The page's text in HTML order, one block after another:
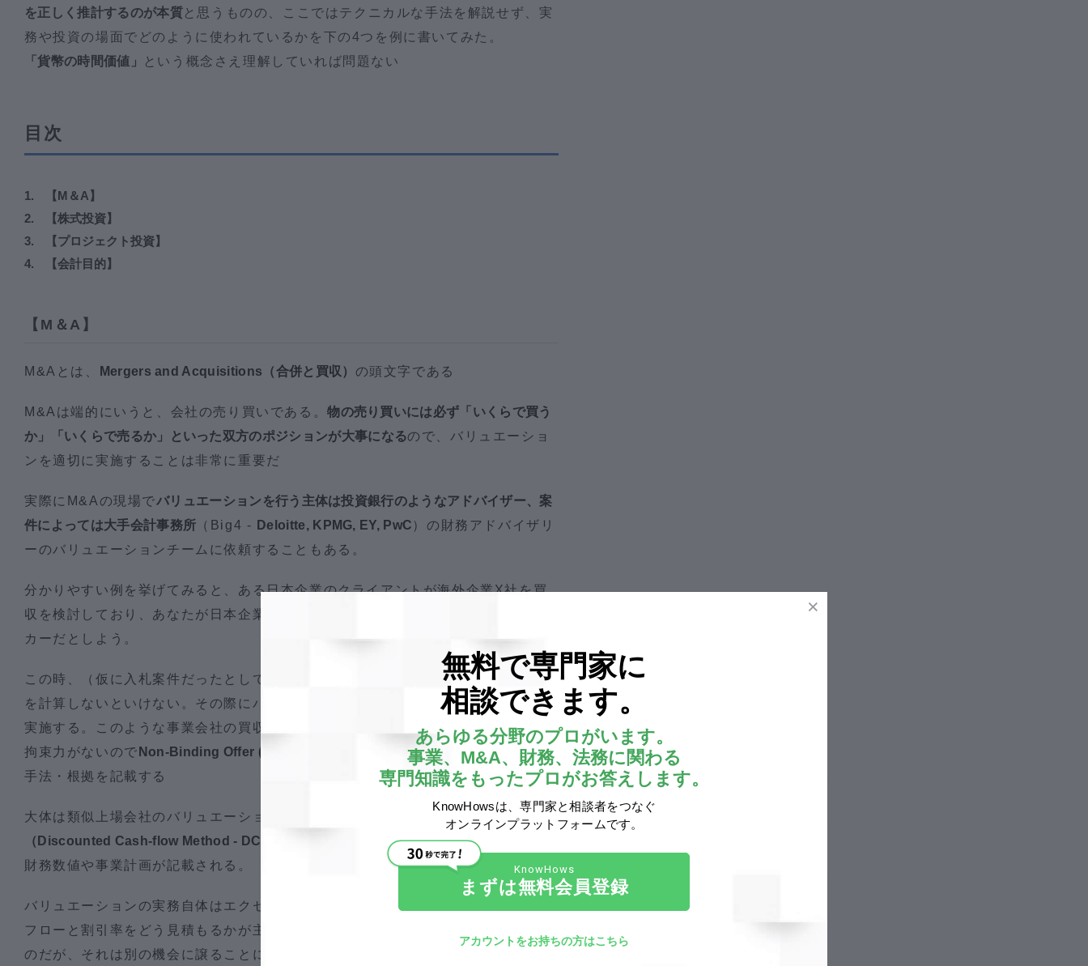
を正しく推計するのが本質と思うものの、ここではテクニカルな手法を解説せず、実
務や投資の場面でどのように使われているかを下の4つを例に書いてみた。
「貨幣の時間価値」
という概念さえ理解していれば問題ない
目次
【M＆A】
【株式投資】
【プロジェクト投資】
【会計目的】
【M＆A】
M&Aとは、 Mergers and Acquisitions（合併と買収） の頭文字である
M&Aは端的にいうと、会社の売り買いである。物の売り買いには必ず「いくらで買う
か」「いくらで売るか」といった双方のポジションが大事になるので、バリュエーショ
ンを適切に実施することは非常に重要だ
実際にM&Aの現場でバリュエーションを行う主体は投資銀行のようなアドバイザー、案
件によっては大手会計事務所 （Big4 - Deloitte, KPMG, EY, PwC ）の財務アドバイザリ
ーのバリュエーションチームに依頼することもある。
分かりやすい例を挙げてみると、ある日本企業のクライアントが海外企業X社を買
収を検討しており、あなたが日本企業のアドバイザーの立場で投資銀行で働くバン
カーだとしよう。
この時、（仮に入札案件だったとして）、１次入札で買収対象企業X社の企業価値
を計算しないといけない。その際にバンカーのあなたはX社のバリュエーションを
実施する。このような事業会社の買収案件では入札書類（１次入札の段階では法的
拘束力がないので Non-Binding Offer (NBO)
に、バリュエーションの項目があり計算
手法・根拠を記載する
大体は類似上場会社のバリュエーションマルチプルや
割引キャッシュフロー法
（Discounted Cash-flow Method - DCF法）
が用いられ、計算根拠として用いられた
財務数値や事業計画が記載される。
バリュエーションの実務自体はエクセルで行われ、DCF法であれば将来キャッシュ
フローと割引率をどう見積もるかが主なポイントになる。他にも色々な論点がある
のだが、それは別の機会に譲ることにして、ここでは割愛する。
無料で専門家に
相談できます。
あらゆる分野のプロがいます。
事業、M&A、財務、法務に関わる
専門知識をもったプロがお答えします。
KnowHowsは、専門家と相談者をつなぐ
オンラインプラットフォームです。
まずは無料会員登録
アカウントをお持ちの方はこちら